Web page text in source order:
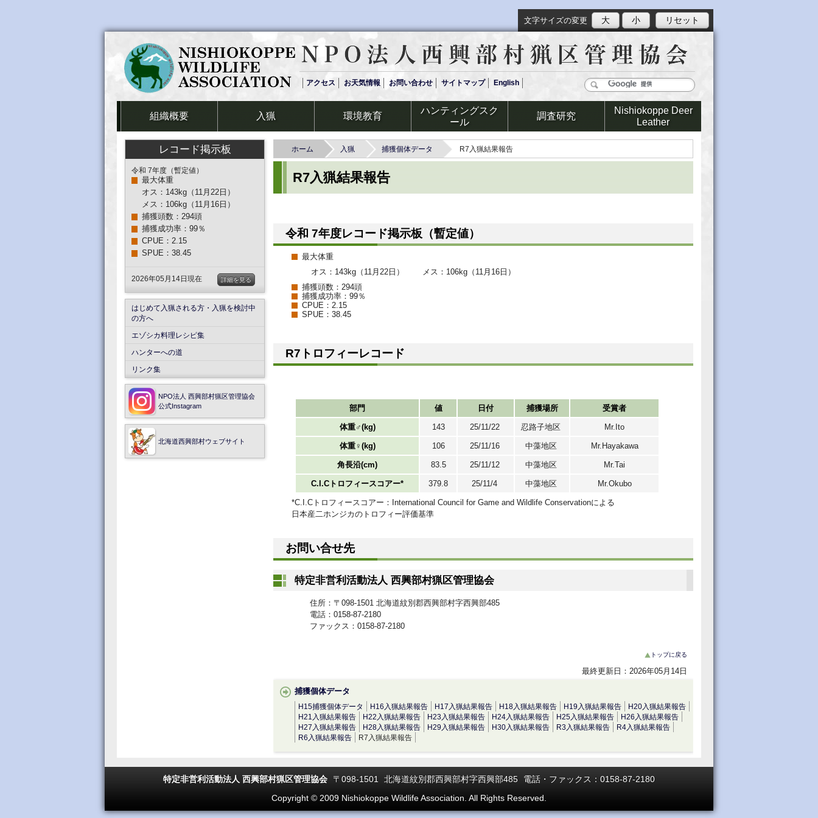
文字サイズの変更 大 小 リセット
アクセス お天気情報 お問い合わせ サイトマップ English
組織概要 入猟 環境教育
ハンティングスク
ール
調査研究
Nishiokoppe Deer
Leather
ホーム 入猟 捕獲個体データ R7入猟結果報告
R7入猟結果報告
令和 7年度レコード掲示板（暫定値）
最大体重
オス：143kg（11月22日）
メス：106kg（11月16日）
捕獲頭数：294頭
捕獲成功率：99％
CPUE：2.15
SPUE：38.45
R7トロフィーレコード
部門 値 日付 捕獲場所 受賞者
体重♂(kg) 143 25/11/22 忍路子地区 Mr.Ito
体重♀(kg) 106 25/11/16 中藻地区 Mr.Hayakawa
角長沿(cm) 83.5 25/11/12 中藻地区 Mr.Tai
C.I.Cトロフィースコアー* 379.8 25/11/4 中藻地区 Mr.Okubo
*C.I.Cトロフィースコアー：International Council for Game and Wildlife Conservationによる
日本産二ホンジカのトロフィー評価基準
お問い合せ先
特定非営利活動法人 西興部村猟区管理協会
住所：〒098-1501 北海道紋別郡西興部村字西興部485
電話：0158-87-2180
ファックス：0158-87-2180
トップに戻る
最終更新日：2026年05月14日
捕獲個体データ
H15捕獲個体データ H16入猟結果報告 H17入猟結果報告 H18入猟結果報告 H19入猟結果報告
H20入猟結果報告
H21入猟結果報告
H22入猟結果報告 H23入猟結果報告 H24入猟結果報告 H25入猟結果報告
H26入猟結果報告
H27入猟結果報告
H28入猟結果報告 H29入猟結果報告 H30入猟結果報告 R3入猟結果報告
R4入猟結果報告
R6入猟結果報告
R7入猟結果報告
レコード掲示板
令和 7年度（暫定値）
最大体重
オス：143kg（11月22日）
メス：106kg（11月16日）
捕獲頭数：294頭
捕獲成功率：99％
CPUE：2.15
SPUE：38.45
2026年05月14日現在 詳細を見る
はじめて入猟される方・入猟を検討中
の方へ
エゾシカ料理レシピ集
ハンターへの道
リンク集
NPO法人 西興部村猟区管理協会
公式Instagram
北海道西興部村ウェブサイト
特定非営利活動法人 西興部村猟区管理協会 〒098-1501 北海道紋別郡西興部村字西興部485
電話・ファックス：0158-87-2180
Copyright © 2009 Nishiokoppe Wildlife Association. All Rights Reserved.